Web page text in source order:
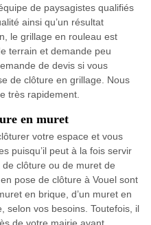
de paysagistes qualifiés
ainsi qu’un résultat
le grillage en rouleau est
terrain et demande peu
de devis si vous
de clôture en grillage. Nous
très rapidement.
en muret
votre espace et vous
puisqu’il peut à la fois servir
clôture ou de muret de
pose de clôture à Vouel sont
en brique, d’un muret en
selon vos besoins. Toutefois, il